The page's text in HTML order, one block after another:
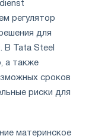
регулятор
для
В Tata Steel
а также
сроков
риски для
материнское